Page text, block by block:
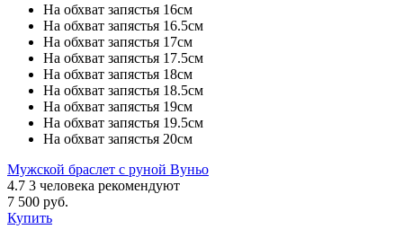
На обхват запястья 16см
На обхват запястья 16.5см
На обхват запястья 17см
На обхват запястья 17.5см
На обхват запястья 18см
На обхват запястья 18.5см
На обхват запястья 19см
На обхват запястья 19.5см
На обхват запястья 20см
Мужской браслет с руной Вуньо
4.7 3 человека рекомендуют
7 500 руб.
Купить